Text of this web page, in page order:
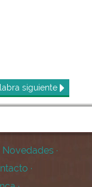
siguiente
Novedades ·
·